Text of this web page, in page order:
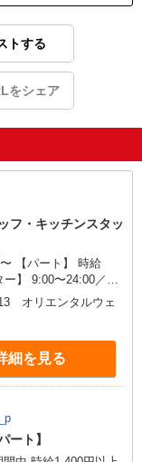
トする
をシェア
フ・キッチンスタッ
給
作業により終了時間
給より＋200円UP※研
時給50円UP ※研修
オリエンタルウェ
細を見る
ート】